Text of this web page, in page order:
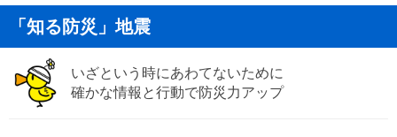
「知る防災」地震
いざという時にあわてないために
確かな情報と行動で防災力アップ